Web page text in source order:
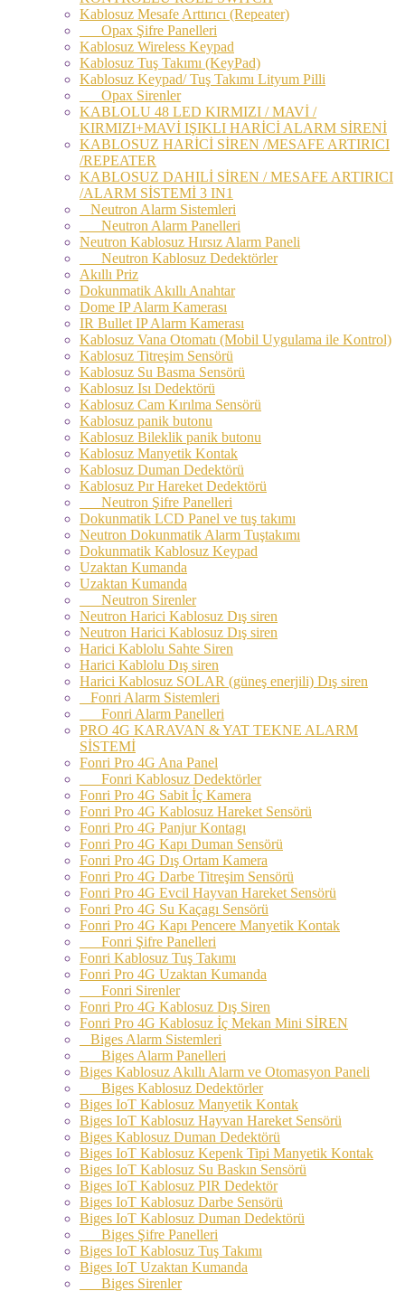
Kablosuz Mesafe Arttırıcı (Repeater)
Opax Şifre Panelleri
Kablosuz Wireless Keypad
Kablosuz Tuş Takımı (KeyPad)
Kablosuz Keypad/ Tuş Takımı Lityum Pilli
Opax Sirenler
KABLOLU 48 LED KIRMIZI / MAVİ /
KIRMIZI+MAVİ IŞIKLI HARİCİ ALARM SİRENİ
KABLOSUZ HARİCİ SİREN /MESAFE ARTIRICI
/REPEATER
KABLOSUZ DAHILİ SİREN / MESAFE ARTIRICI
/ALARM SİSTEMİ 3 IN1
Neutron Alarm Sistemleri
Neutron Alarm Panelleri
Neutron Kablosuz Hırsız Alarm Paneli
Neutron Kablosuz Dedektörler
Akıllı Priz
Dokunmatik Akıllı Anahtar
Dome IP Alarm Kamerası
IR Bullet IP Alarm Kamerası
Kablosuz Vana Otomatı (Mobil Uygulama ile Kontrol)
Kablosuz Titreşim Sensörü
Kablosuz Su Basma Sensörü
Kablosuz Isı Dedektörü
Kablosuz Cam Kırılma Sensörü
Kablosuz panik butonu
Kablosuz Bileklik panik butonu
Kablosuz Manyetik Kontak
Kablosuz Duman Dedektörü
Kablosuz Pır Hareket Dedektörü
Neutron Şifre Panelleri
Dokunmatik LCD Panel ve tuş takımı
Neutron Dokunmatik Alarm Tuştakımı
Dokunmatik Kablosuz Keypad
Uzaktan Kumanda
Uzaktan Kumanda
Neutron Sirenler
Neutron Harici Kablosuz Dış siren
Neutron Harici Kablosuz Dış siren
Harici Kablolu Sahte Siren
Harici Kablolu Dış siren
Harici Kablosuz SOLAR (güneş enerjili) Dış siren
Fonri Alarm Sistemleri
Fonri Alarm Panelleri
PRO 4G KARAVAN & YAT TEKNE ALARM
SİSTEMİ
Fonri Pro 4G Ana Panel
Fonri Kablosuz Dedektörler
Fonri Pro 4G Sabit İç Kamera
Fonri Pro 4G Kablosuz Hareket Sensörü
Fonri Pro 4G Panjur Kontagı
Fonri Pro 4G Kapı Duman Sensörü
Fonri Pro 4G Dış Ortam Kamera
Fonri Pro 4G Darbe Titreşim Sensörü
Fonri Pro 4G Evcil Hayvan Hareket Sensörü
Fonri Pro 4G Su Kaçagı Sensörü
Fonri Pro 4G Kapı Pencere Manyetik Kontak
Fonri Şifre Panelleri
Fonri Kablosuz Tuş Takımı
Fonri Pro 4G Uzaktan Kumanda
Fonri Sirenler
Fonri Pro 4G Kablosuz Dış Siren
Fonri Pro 4G Kablosuz İç Mekan Mini SİREN
Biges Alarm Sistemleri
Biges Alarm Panelleri
Biges Kablosuz Akıllı Alarm ve Otomasyon Paneli
Biges Kablosuz Dedektörler
Biges IoT Kablosuz Manyetik Kontak
Biges IoT Kablosuz Hayvan Hareket Sensörü
Biges Kablosuz Duman Dedektörü
Biges IoT Kablosuz Kepenk Tipi Manyetik Kontak
Biges IoT Kablosuz Su Baskın Sensörü
Biges IoT Kablosuz PIR Dedektör
Biges IoT Kablosuz Darbe Sensörü
Biges IoT Kablosuz Duman Dedektörü
Biges Şifre Panelleri
Biges IoT Kablosuz Tuş Takımı
Biges IoT Uzaktan Kumanda
Biges Sirenler